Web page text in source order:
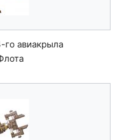
го авиакрыла